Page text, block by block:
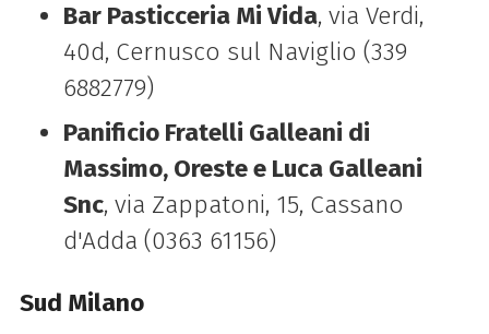
Bar Pasticceria Mi Vida, via Verdi,
40d, Cernusco sul Naviglio (339
6882779)
Panificio Fratelli Galleani di
Massimo, Oreste e Luca Galleani
Snc, via Zappatoni, 15, Cassano
d'Adda (0363 61156)
Sud Milano